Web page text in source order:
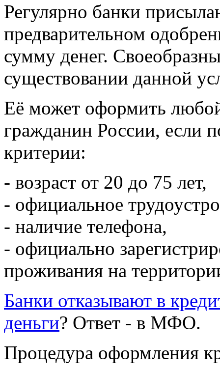
Регулярно банки
предварительном
сумму денег.
существовании данной
Её может оформить
гражданин России, если
критерии:
- возраст от 20 до 75 лет,
- официальное
- наличие телефона,
- официально
проживания на
Банки отказывают в
деньги? Ответ - в МФО.
Процедура оформления